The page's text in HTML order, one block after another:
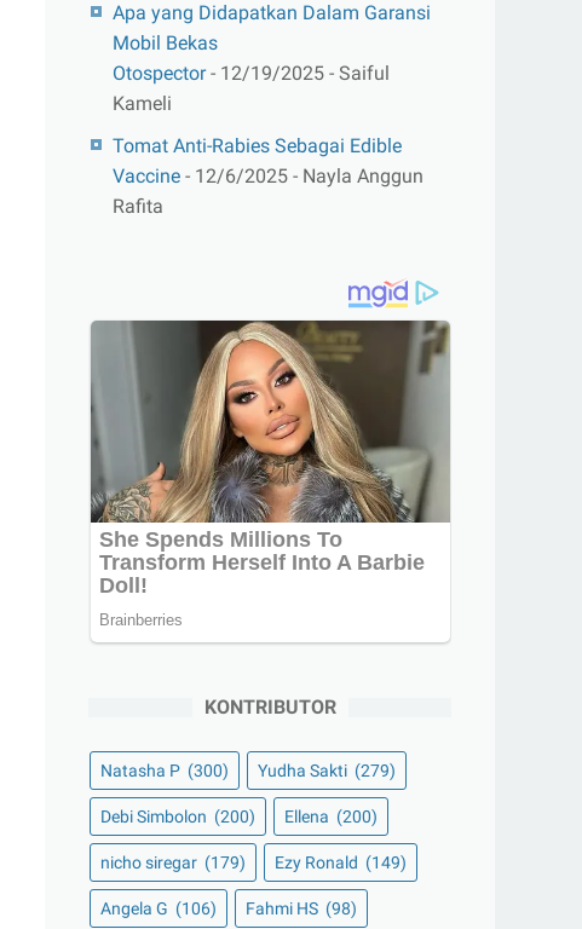
Apa yang Didapatkan Dalam Garansi
Mobil Bekas
Otospector- 12/19/2025 - Saiful
Kameli
Tomat Anti-Rabies Sebagai Edible
Vaccine - 12/6/2025 - Nayla Anggun
Rafita
KONTRIBUTOR
Natasha P (300) Yudha Sakti (279)
Debi Simbolon (200) Ellena (200)
nicho siregar (179) Ezy Ronald (149)
Angela G (106) Fahmi HS (98)